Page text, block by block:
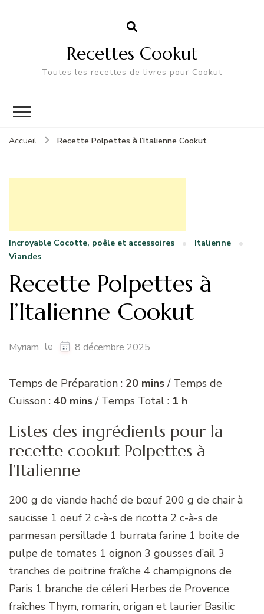
Recettes Cookut
Toutes les recettes de livres pour Cookut
Accueil Recette Polpettes à l’Italienne Cookut
Incroyable Cocotte, poêle et accessoires
Italienne
Viandes
Recette Polpettes à
l’Italienne Cookut
Myriam le 8 décembre 2025
Temps de Préparation : 20 mins/ Temps de
Cuisson : 40 mins/ Temps Total : 1 h
Listes des ingrédients pour la
recette cookut Polpettes à
l’Italienne
200 g de viande haché de bœuf 200 g de chair à
saucisse 1 oeuf 2 c-à-s de ricotta 2 c-à-s de
parmesan persillade 1 burrata farine 1 boite de
pulpe de tomates 1 oignon 3 gousses d’ail 3
tranches de poitrine fraîche 4 champignons de
Paris 1 branche de céleri Herbes de Provence
fraîches Thym, romarin, origan et laurier Basilic